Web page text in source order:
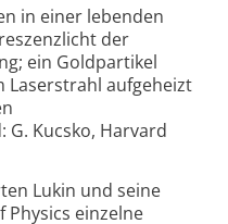
in einer lebenden
der
ein Goldpartikel
Laserstrahl aufgeheizt
Kucsko, Harvard
Lukin und seine
einzelne